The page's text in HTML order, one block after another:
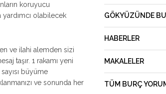
koruyucu
yardımcı olabilecek
ve ilahi alemden sizi
taşır. 1 rakamı yeni
büyüme
ve sonunda her
GÖKYÜZÜNDE
HABERLER
MAKALELER
TÜM BURÇ